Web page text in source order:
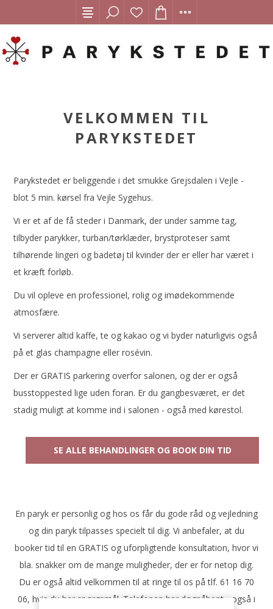
VELKOMMEN TIL
PARYKSTEDET
Parykstedet er beliggende i det smukke Grejsdalen i Vejle -
blot 5 min. kørsel fra Vejle Sygehus.
Vi er et af de få steder i Danmark, der under samme tag,
tilbyder parykker, turban/tørklæder, brystproteser samt
tilhørende lingeri og badetøj til kvinder der er eller har været i
et kræft forløb.
Du vil opleve en professionel, rolig og imødekommende
atmosfære.
Vi serverer altid kaffe, te og kakao og vi byder naturligvis også
på et glas champagne eller rosévin.
Der er GRATIS parkering overfor salonen, og der er også
busstoppested lige uden foran. Er du gangbesværet, er det
stadig muligt at komme ind i salonen - også med kørestol.
SE ALLE BEHANDLINGER OG BOOK DIN TID
En paryk er personlig og hos os får du gode råd og vejledning
og din paryk tilpasses specielt til dig. Vi anbefaler, at du
booker tid til en GRATIS og uforpligtende konsultation, hvor vi
bla. snakker om de mange muligheder, der er for netop dig.
Du er også altid velkommen til at ringe til os på tlf. 61 16 70
06, hvis du har spørgsmål. Telefonen har døgnåbent - også i